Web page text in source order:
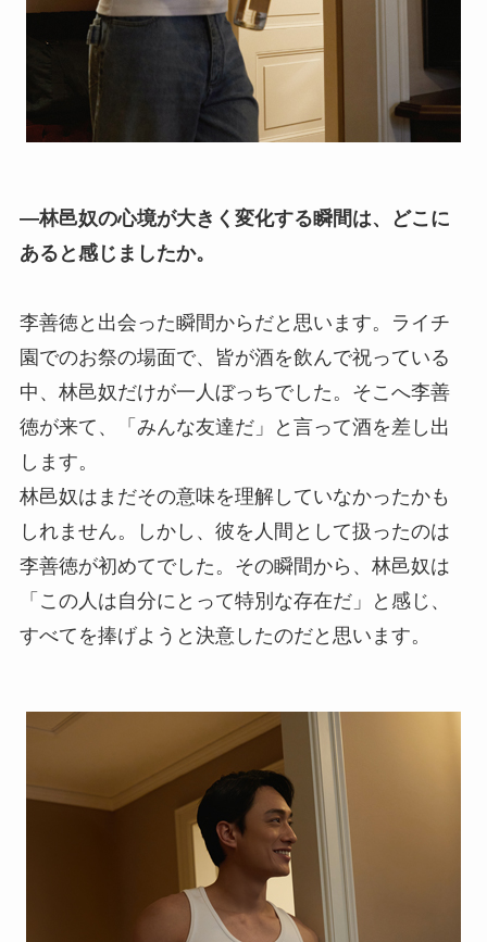
―林邑奴の心境が大きく変化する瞬間は、どこに
あると感じましたか。
李善徳と出会った瞬間からだと思います。ライチ
園でのお祭の場面で、皆が酒を飲んで祝っている
中、林邑奴だけが一人ぼっちでした。そこへ李善
徳が来て、「みんな友達だ」と言って酒を差し出
します。
林邑奴はまだその意味を理解していなかったかも
しれません。しかし、彼を人間として扱ったのは
李善徳が初めてでした。その瞬間から、林邑奴は
「この人は自分にとって特別な存在だ」と感じ、
すべてを捧げようと決意したのだと思います。